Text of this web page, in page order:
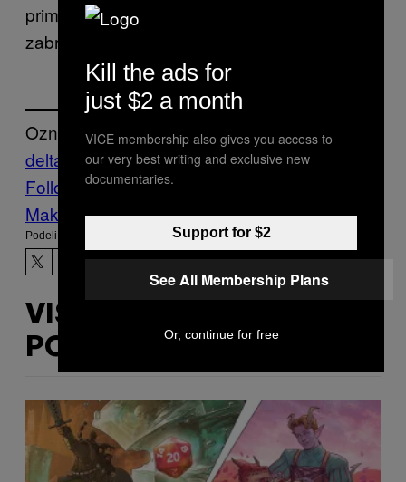
primoralo Novi Zeland da prošlog meseca
zabrani dolazak putnicima iz Australije.
Označeno:
delta soj karantin Korona virus Novi Zeland
Follow Us On Discover
Make Us Preferred In Top Stories
Podeli:
VIŠE
POPUT OVOGA
Kill the ads for
just $2 a month
VICE membership also gives you access to
our very best writing and exclusive new
documentaries.
Support for $2
See All Membership Plans
Or, continue for free